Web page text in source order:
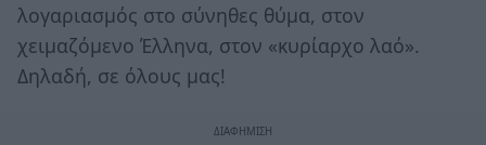
λογαριασμός στο σύνηθες θύμα, στον
χειμαζόμενο Έλληνα, στον «κυρίαρχο λαό».
Δηλαδή, σε όλους μας!